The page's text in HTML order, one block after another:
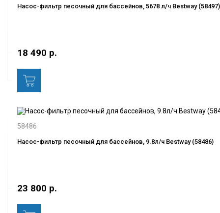
Насос-фильтр песочный для бассейнов, 5678 л/ч Bestway (58497)
18 490 р.
58486
Насос-фильтр песочный для бассейнов, 9.8л/ч Bestway (58486)
23 800 р.